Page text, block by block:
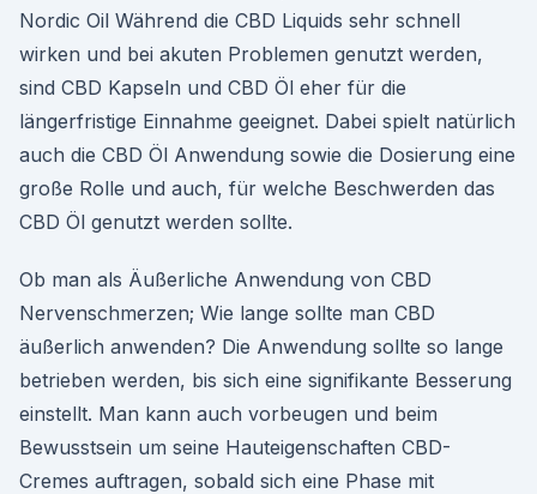
Nordic Oil Während die CBD Liquids sehr schnell
wirken und bei akuten Problemen genutzt werden,
sind CBD Kapseln und CBD Öl eher für die
längerfristige Einnahme geeignet. Dabei spielt natürlich
auch die CBD Öl Anwendung sowie die Dosierung eine
große Rolle und auch, für welche Beschwerden das
CBD Öl genutzt werden sollte.
Ob man als Äußerliche Anwendung von CBD
Nervenschmerzen; Wie lange sollte man CBD
äußerlich anwenden? Die Anwendung sollte so lange
betrieben werden, bis sich eine signifikante Besserung
einstellt. Man kann auch vorbeugen und beim
Bewusstsein um seine Hauteigenschaften CBD-
Cremes auftragen, sobald sich eine Phase mit